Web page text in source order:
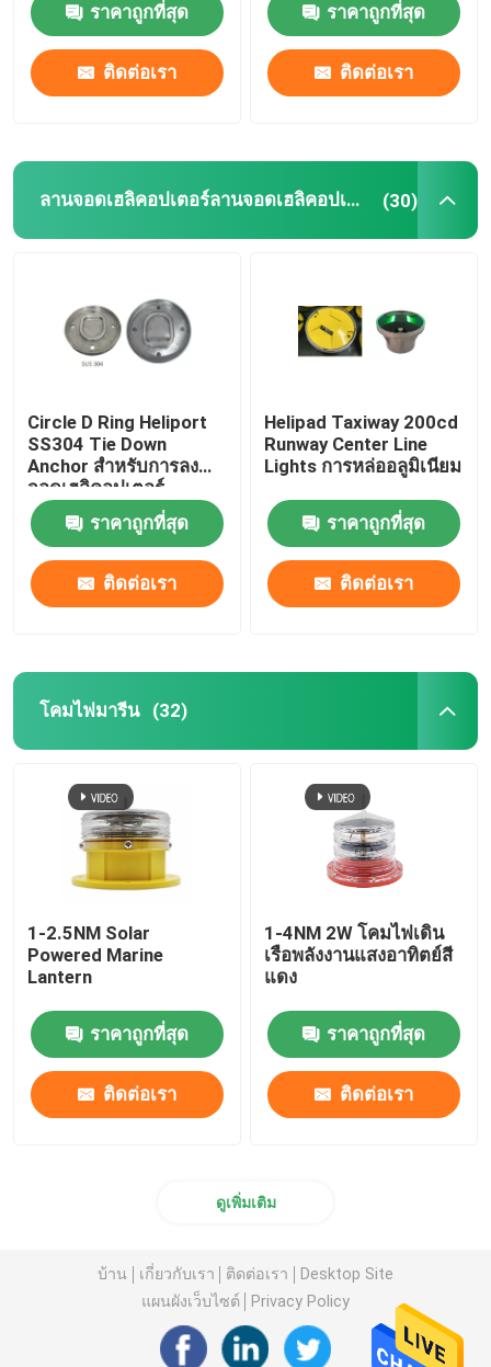
ราคาถูกที่สุด
ติดต่อเรา
ราคาถูกที่สุด
ติดต่อเรา
ลานจอดเฮลิคอปเตอร์ลานจอดเฮลิคอปเตอร์ (30)
Circle D Ring Heliport
SS304 Tie Down
Anchor สำหรับการลง
จอดเฮลิคอปเตอร์
ราคาถูกที่สุด
ติดต่อเรา
Helipad Taxiway 200cd
Runway Center Line
Lights การหล่ออลูมิเนียม
ราคาถูกที่สุด
ติดต่อเรา
โคมไฟมารีน (32)
1-2.5NM Solar
Powered Marine
Lantern
ราคาถูกที่สุด
ติดต่อเรา
1-4NM 2W โคมไฟเดิน
เรือพลังงานแสงอาทิตย์สี
แดง
ราคาถูกที่สุด
ติดต่อเรา
ดูเพิ่มเติม
บ้าน เกี่ยวกับเรา ติดต่อเรา
Desktop Site
แผนผังเว็บไซต์
Privacy Policy